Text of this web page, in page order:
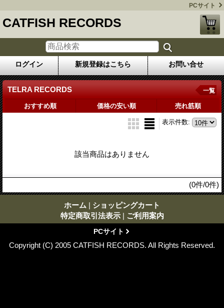
PCサイト
CATFISH RECORDS
ログイン 新規登録はこちら お問い合せ
TELRA RECORDS 一覧
おすすめ順 価格の安い順 売れ筋順
表示件数:
該当商品はありません
(0件/0件)
ホーム | ショッピングカート
特定商取引法表示 | ご利用案内
PCサイト
Copyright (C) 2005 CATFISH RECORDS. All Rights Reserved.